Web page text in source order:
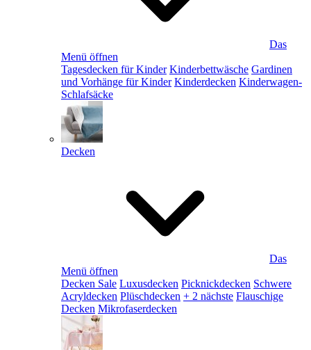
Das
Menü öffnen
Tagesdecken für Kinder Kinderbettwäsche Gardinen
und Vorhänge für Kinder Kinderdecken Kinderwagen-
Schlafsäcke
Decken
Das
Menü öffnen
Decken Sale Luxusdecken Picknickdecken Schwere
Acryldecken Plüschdecken + 2 nächste Flauschige
Decken Mikrofaserdecken